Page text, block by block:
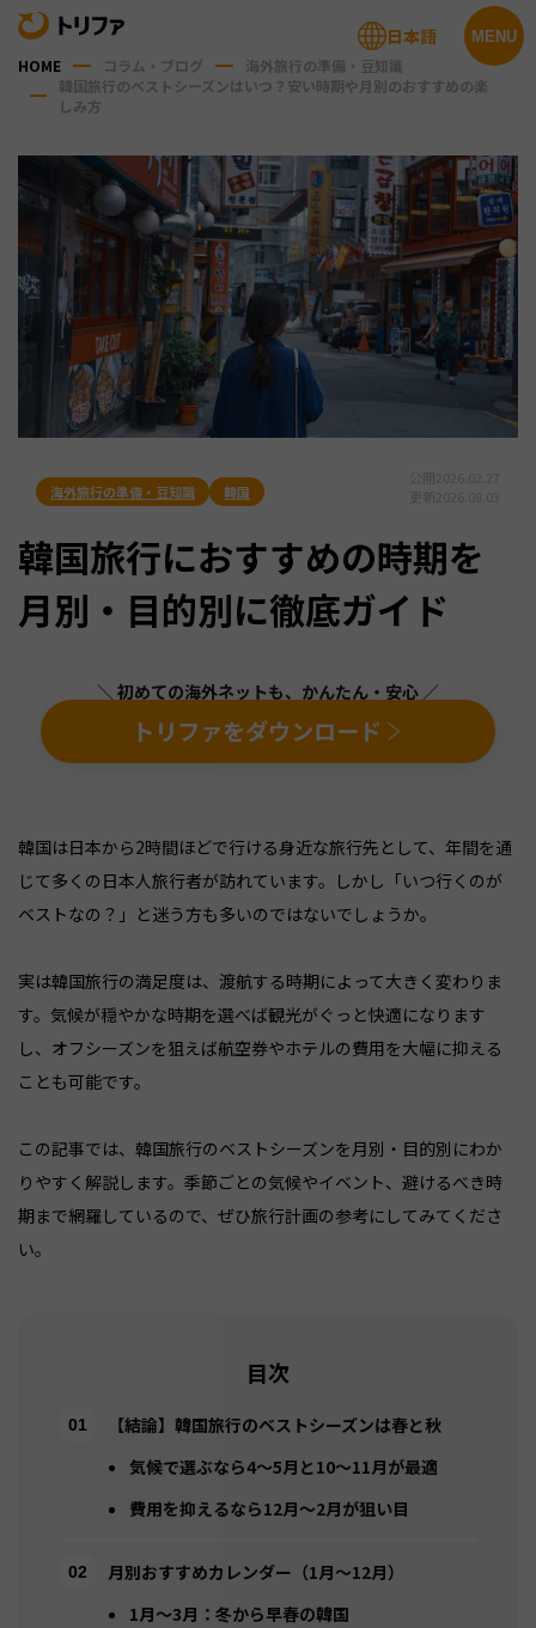
MENU
日本語
HOME コラム・ブログ
海外旅行の準備・豆知識
韓国旅行のベストシーズンはいつ？安い時期や月別のおすすめの楽
しみ方
海外旅行の準備・豆知識 韓国
韓国旅行におすすめの時期を
月別・目的別に徹底ガイド
＼ 初めての海外ネットも、かんたん・安心 ／
トリファをダウンロード
韓国は日本から2時間ほどで行ける身近な旅行先として、年間を通
じて多くの日本人旅行者が訪れています。しかし「いつ行くのが
ベストなの？」と迷う方も多いのではないでしょうか。
実は韓国旅行の満足度は、渡航する時期によって大きく変わりま
す。気候が穏やかな時期を選べば観光がぐっと快適になります
し、オフシーズンを狙えば航空券やホテルの費用を大幅に抑える
ことも可能です。
この記事では、韓国旅行のベストシーズンを月別・目的別にわか
りやすく解説します。季節ごとの気候やイベント、避けるべき時
期まで網羅しているので、ぜひ旅行計画の参考にしてみてくださ
い。
目次
【結論】韓国旅行のベストシーズンは春と秋
気候で選ぶなら4〜5月と10〜11月が最適
費用を抑えるなら12月〜2月が狙い目
月別おすすめカレンダー（1月〜12月）
1月〜3月：冬から早春の韓国